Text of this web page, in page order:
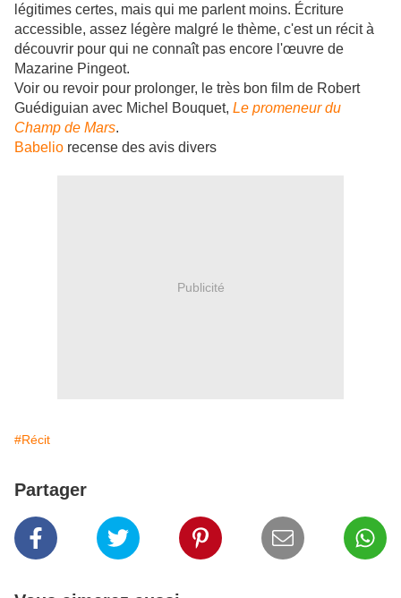
légitimes certes, mais qui me parlent moins. Écriture
accessible, assez légère malgré le thème, c'est un récit à
découvrir pour qui ne connaît pas encore l'œuvre de
Mazarine Pingeot.
Voir ou revoir pour prolonger, le très bon film de Robert
Guédiguian avec Michel Bouquet, Le promeneur du
Champ de Mars.
Babelio recense des avis divers
Publicité
#Récit
Partager